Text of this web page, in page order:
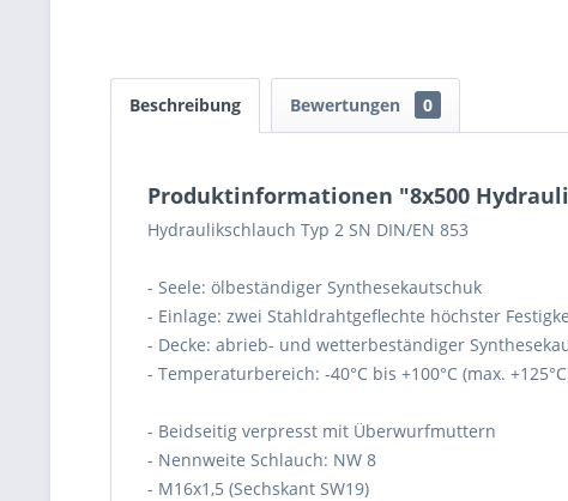
Beschreibung Bewertungen 0
Produktinformationen "8x500
Hydraulikschlauch Typ 2 SN DIN/EN 853
- Seele: ölbeständiger Synthesekautschuk
- Einlage: zwei Stahldrahtgeflechte höchster
- Decke: abrieb- und wetterbeständiger
- Temperaturbereich: -40°C bis +100°C (max.
- Beidseitig verpresst mit Überwurfmuttern
- Nennweite Schlauch: NW 8
- M16x1,5 (Sechskant SW19)